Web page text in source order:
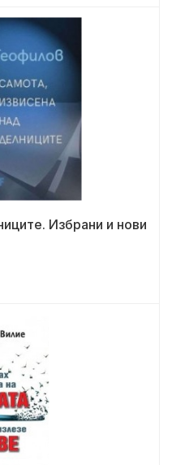
Избрани и нови